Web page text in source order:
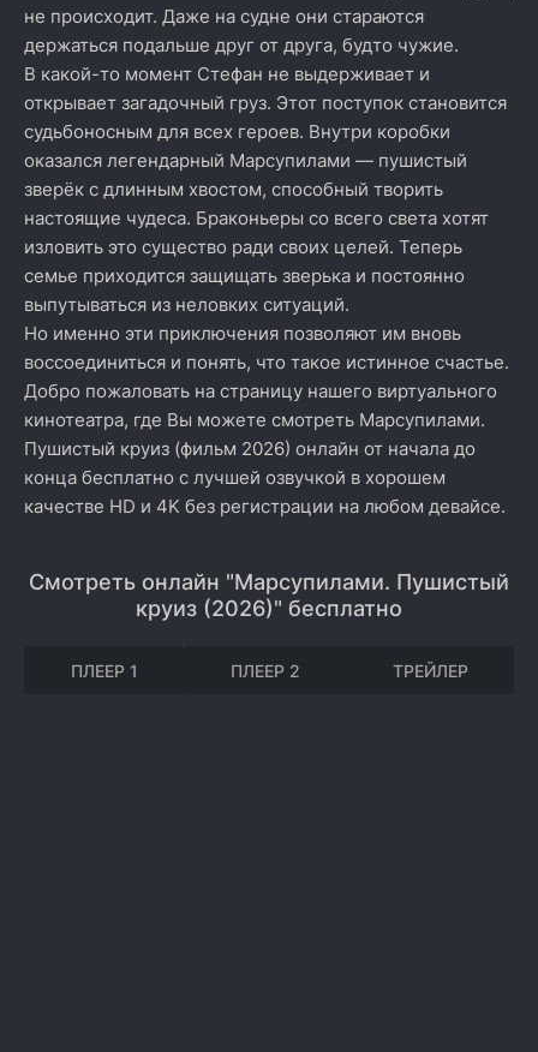
не происходит. Даже на судне они стараются
держаться подальше друг от друга, будто чужие.
В какой-то момент Стефан не выдерживает и
открывает загадочный груз. Этот поступок становится
судьбоносным для всех героев. Внутри коробки
оказался легендарный Марсупилами — пушистый
зверёк с длинным хвостом, способный творить
настоящие чудеса. Браконьеры со всего света хотят
изловить это существо ради своих целей. Теперь
семье приходится защищать зверька и постоянно
выпутываться из неловких ситуаций.
Но именно эти приключения позволяют им вновь
воссоединиться и понять, что такое истинное счастье.
Добро пожаловать на страницу нашего виртуального
кинотеатра, где Вы можете смотреть Марсупилами.
Пушистый круиз (фильм 2026) онлайн от начала до
конца бесплатно с лучшей озвучкой в хорошем
качестве HD и 4K без регистрации на любом девайсе.
Смотреть онлайн "Марсупилами. Пушистый
круиз (2026)" бесплатно
ПЛЕЕР 1 ПЛЕЕР 2 ТРЕЙЛЕР